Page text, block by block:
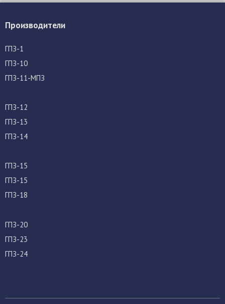
Производители
ГПЗ-1
ГПЗ-10
ГПЗ-11-МПЗ
ГПЗ-12
ГПЗ-13
ГПЗ-14
ГПЗ-15
ГПЗ-15
ГПЗ-18
ГПЗ-20
ГПЗ-23
ГПЗ-24